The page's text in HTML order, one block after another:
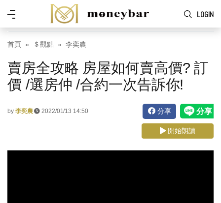
Skip to main content
LOGIN
功
能
表
首頁 ＄觀點 李奕農
賣房全攻略 房屋如何賣高價? 訂
價 /選房仲 /合約一次告訴你!
by 李奕農 2022/01/13 14:50 分享
開始朗讀